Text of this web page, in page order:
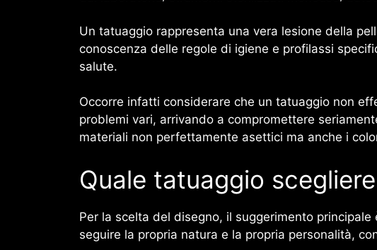
Un tatuaggio rappresenta una vera lesione della
conoscenza delle regole di igiene e profilassi
salute.
Occorre infatti considerare che un tatuaggio non
problemi vari, arrivando a compromettere
materiali non perfettamente asettici ma anche i
Quale tatuaggio scegliere
Per la scelta del disegno, il suggerimento
seguire la propria natura e la propria personalità,